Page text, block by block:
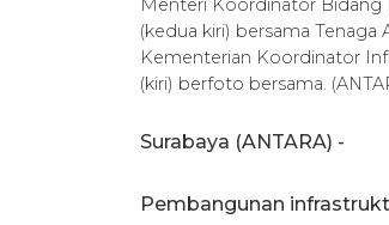
Menteri Koordinator Bidang
(kedua kiri) bersama
Kementerian Koordinator
(kiri) berfoto bersama.
Surabaya (ANTARA) -
Pembangunan